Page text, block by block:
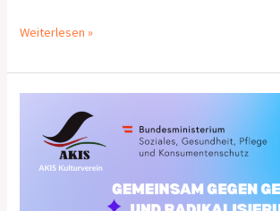
Weiterlesen »
GEWALT
UND
RADIKALISIERUNG